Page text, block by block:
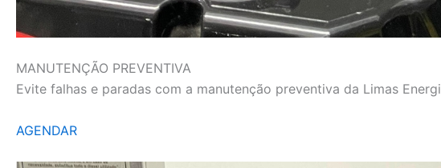
MANUTENÇÃO PREVENTIVA
Evite falhas e paradas com a manutenção preventiva da Limas
AGENDAR